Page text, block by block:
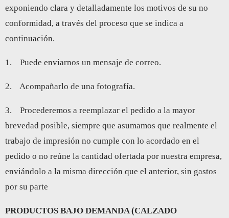
exponiendo clara y detalladamente los motivos de su no
conformidad, a través del proceso que se indica a
continuación.
1. Puede enviarnos un mensaje de correo.
2. Acompañarlo de una fotografía.
3. Procederemos a reemplazar el pedido a la mayor
brevedad posible, siempre que asumamos que realmente el
trabajo de impresión no cumple con lo acordado en el
pedido o no reúne la cantidad ofertada por nuestra empresa,
enviándolo a la misma dirección que el anterior, sin gastos
por su parte
PRODUCTOS BAJO DEMANDA (CALZADO